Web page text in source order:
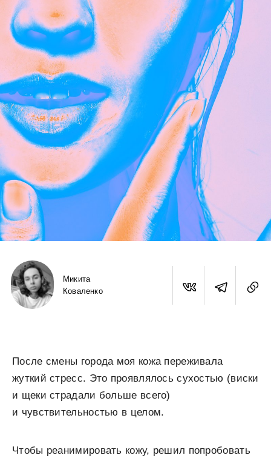
Микита
Коваленко
После смены города моя кожа переживала
жуткий стресс. Это проявлялось сухостью (виски
и щеки страдали больше всего)
и чувствительностью в целом.
Чтобы реанимировать кожу, решил попробовать